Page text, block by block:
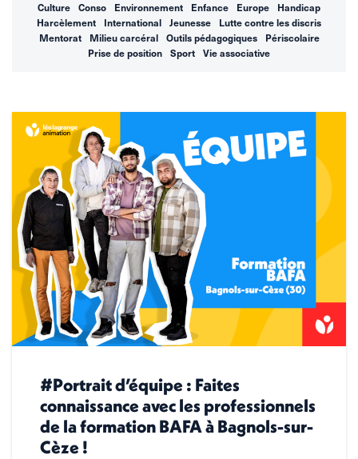
Culture
Conso Environnement Enfance Europe
Handicap
Harcèlement
International Jeunesse
Lutte contre les discris
Mentorat
Milieu carcéral Outils pédagogiques
Périscolaire
Prise de position
Sport Vie associative
#Portrait d’équipe : Faites
connaissance avec les professionnels
de la formation BAFA à Bagnols-sur-
Cèze !